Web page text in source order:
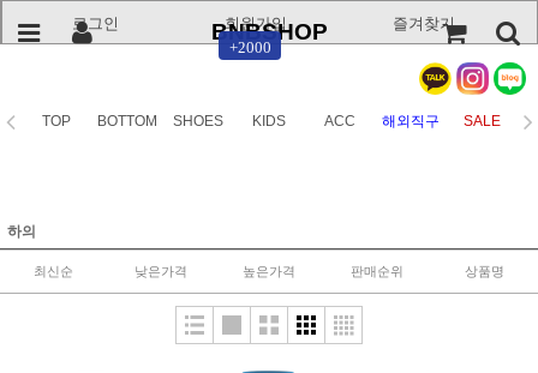
로그인
+2000
회원가입 즐겨찾기
BNBSHOP
TOP BOTTOM SHOES KIDS ACC 해외직구 SALE
하의
최신순 낮은가격 높은가격 판매순위 상품명